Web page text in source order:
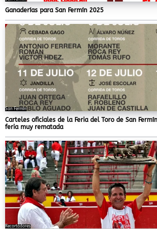
Ganaderías para San Fermín 2025
San Fermín
Carteles oficiales de la Feria del Toro de San
feria muy rematada
Recortadores